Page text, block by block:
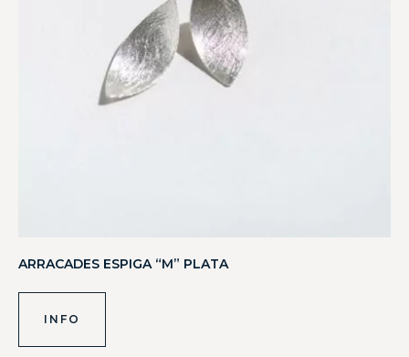
ARRACADES ESPIGA “M” PLATA
INFO